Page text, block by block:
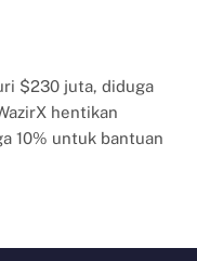
$230 juta, diduga
hentikan
10% untuk bantuan